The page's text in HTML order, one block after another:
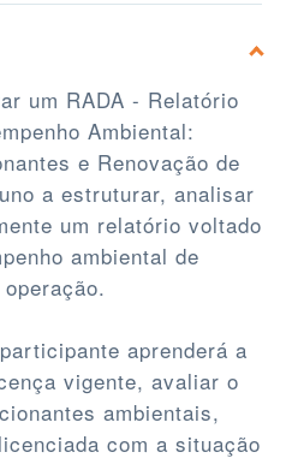
um RADA - Relatório
Ambiental:
e Renovação de
a estruturar, analisar
um relatório voltado
ambiental de
aprenderá a
vigente, avaliar o
ambientais,
com a situação